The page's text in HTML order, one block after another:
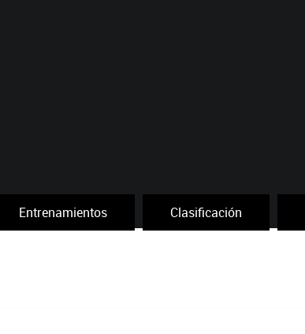
Entrenamientos Clasificación